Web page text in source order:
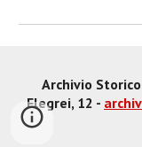
Archivio
Flegrei, 12 -